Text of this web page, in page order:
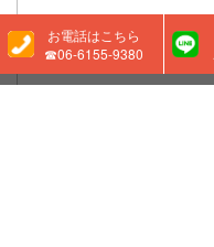
お電話はこちら
☎06-6155-9380